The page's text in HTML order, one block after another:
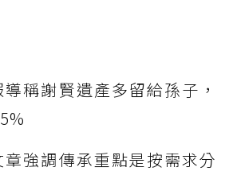
導稱謝賢遺產多留給孫子，
章強調傳承重點是按需求分